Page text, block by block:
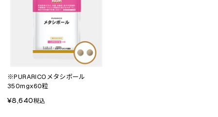
※PURARICOメタシボール
350mgx60粒
¥8,640税込